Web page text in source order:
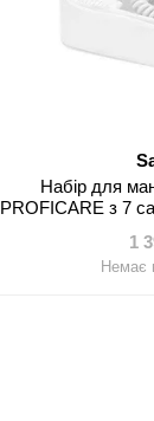
Набір для
PROFICARE з 7
1
Немає